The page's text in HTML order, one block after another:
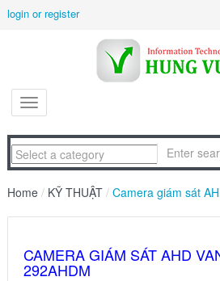
login or register
Home / KỸ THUẬT / Camera giám sát
CAMERA GIÁM SÁT AHD
292AHDM